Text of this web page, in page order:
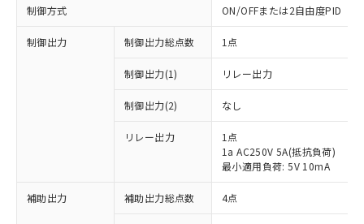
制御方式 ON/OFFまたは2自由度PID（
制御出力 制御出力総点数 1点
制御出力(1) リレー出力
制御出力(2) なし
リレー出力
1点
1a AC250V 5A(抵抗負荷)
最小適用負荷: 5V 10mA
補助出力 補助出力総点数 4点